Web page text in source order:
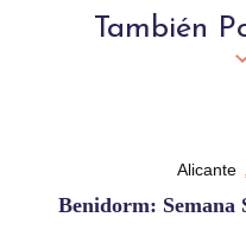
También
Alicante
Benidorm: Semana